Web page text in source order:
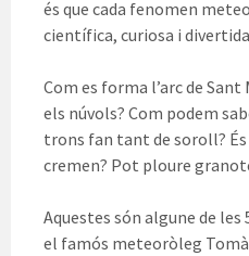
és que cada fenomen
científica, curiosa i
Com es forma l’arc de
els núvols? Com podem
trons fan tant de soroll?
cremen? Pot ploure
Aquestes són algune de
el famós meteoròleg